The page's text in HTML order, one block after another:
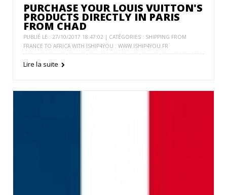
PURCHASE YOUR LOUIS VUITTON'S
PRODUCTS DIRECTLY IN PARIS
FROM CHAD
PUBLIÉ LE : 27/10/2017 18:47:02 | CATÉGORIES : SHIPPING FROM
FRANCE TO AFRICA WITH ISHIP4YOU : WWW.ISHIP4YOU.FR
Lire la suite